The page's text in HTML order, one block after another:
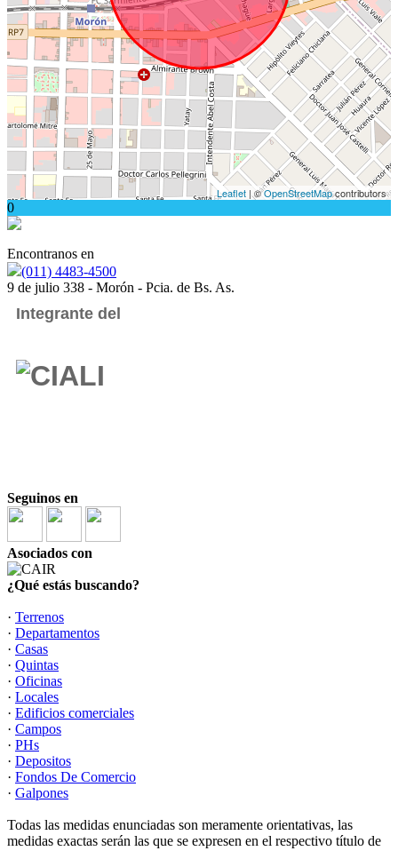
Leaflet | ©OpenStreetMapcontributors
0
Encontranos en
(011) 4483-4500
9 de julio 338 - Morón - Pcia. de Bs. As.
Integrante del
Seguinos en
Asociados con
¿Qué estás buscando?
· Terrenos
· Departamentos
· Casas
· Quintas
· Oficinas
· Locales
· Edificios comerciales
· Campos
· PHs
· Depositos
· Fondos De Comercio
· Galpones
Todas las medidas enunciadas son meramente orientativas, las
medidas exactas serán las que se expresen en el respectivo título de